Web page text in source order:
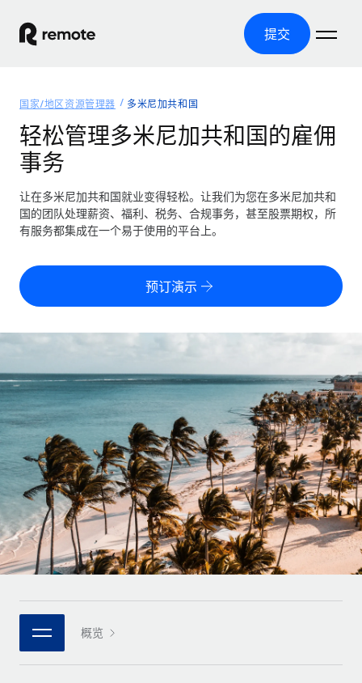
提交
产品
全球招聘
全球薪资管理
轻松运行合规薪资
零实体成本实现全球扩张
第三方合同工托管服务
PEO
外包复杂雇佣任务
基础设施
Remote Embedded
将人力资源无缝融入工作流程
平台
团队的内置核心人力资源功能
连接 新的
使用我们的 MCP 将任何人工智能工具与 Remote 平台相连
解决方案
覆盖全球
国家/地区资源管理器
Remote 无惧对比
成长阶段
初创企业
为成长型企业量身打造的全球敏捷型人力资源与薪资解决方案
中型市场
通过定制化人力资源解决方案扩展团队
企业
面向大型企业的全球化人力资源服务
与我们携手合作
战略技术合作伙伴
资源
误分类风险计算工具
按国家/地区检查员工误分类风险
合同工薪酬结算计算器
探索全球合同工的结算货币选项与结算速度
通过 REMOTE 学习
研究与指引
案例研究
人力资源术语表
核对表和模板
职位描述库
网络研讨会
定价
中文（简体）
Nederlands
Français
Deutsch
Español
Italiano
日本語
한국어
登录
国家/地区资源管理器 多米尼加共和国
轻松管理多米尼加共和国的雇佣
事务
让在多米尼加共和国就业变得轻松。让我们为您在多米尼加共和
国的团队处理薪资、福利、税务、合规事务，甚至股票期权，所
有服务都集成在一个易于使用的平台上。
预订演示
概览